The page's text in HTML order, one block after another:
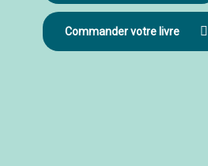
Commander votre livre